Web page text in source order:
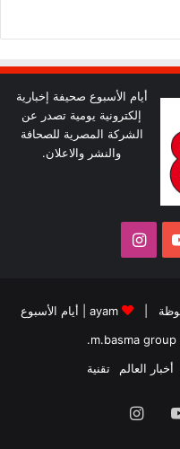
أيام الأسبوع صحيفة إخبارية
إلكترونية يومية تصدر عن
الشركة المصرية للصحافة
والنشر والاعلان.
يوتيوبانستقرام
ayam
أيام الأسبوع
m.basma group
.
أخبار العالم تقنية
يوتيوبانستقرام